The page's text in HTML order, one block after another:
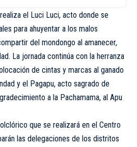
el Luci Luci, acto donde se
para ahuyentar a los malos
del mondongo al amanecer,
La jornada continúa con la herranza
de cintas y marcas al ganado
y el Pagapu, acto sagrado de
a la Pachamama, al Apu
que se realizará en el Centro
las delegaciones de los distritos